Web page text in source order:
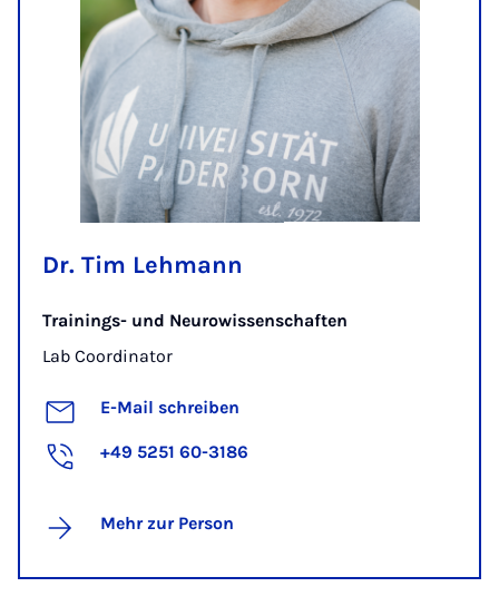
Dr. Tim Lehmann
Trainings- und Neurowissenschaften
Lab Coordinator
E-Mail schreiben
+49 5251 60-3186
Mehr zur Person